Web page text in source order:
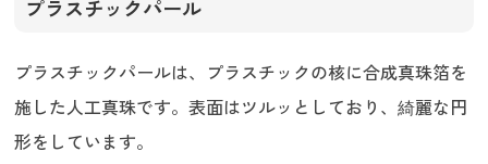
プラスチックパール
プラスチックパールは、プラスチックの核に合成真珠箔を
施した人工真珠です。表面はツルッとしており、綺麗な円
形をしています。